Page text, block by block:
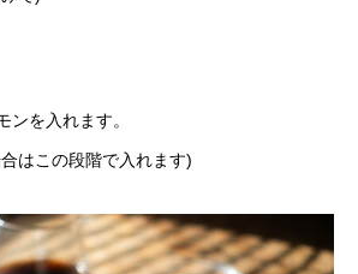
ンを入れます。
はこの段階で入れます)